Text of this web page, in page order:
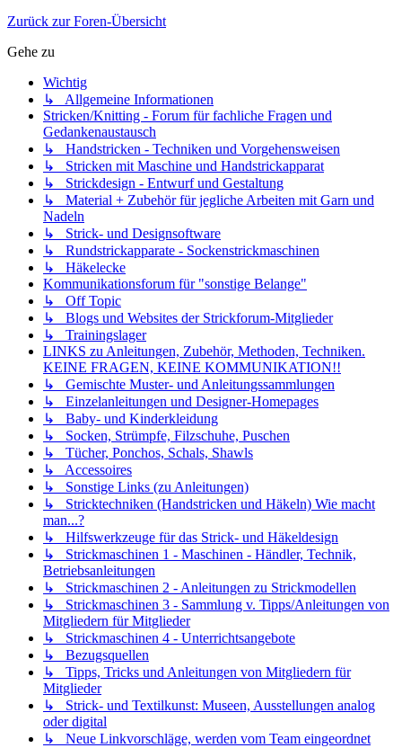
Zurück zur Foren-Übersicht
Gehe zu
Wichtig
↳ Allgemeine Informationen
Stricken/Knitting - Forum für fachliche Fragen und
Gedankenaustausch
↳ Handstricken - Techniken und Vorgehensweisen
↳ Stricken mit Maschine und Handstrickapparat
↳ Strickdesign - Entwurf und Gestaltung
↳ Material + Zubehör für jegliche Arbeiten mit Garn und
Nadeln
↳ Strick- und Designsoftware
↳ Rundstrickapparate - Sockenstrickmaschinen
↳ Häkelecke
Kommunikationsforum für "sonstige Belange"
↳ Off Topic
↳ Blogs und Websites der Strickforum-Mitglieder
↳ Trainingslager
LINKS zu Anleitungen, Zubehör, Methoden, Techniken.
KEINE FRAGEN, KEINE KOMMUNIKATION!!
↳ Gemischte Muster- und Anleitungssammlungen
↳ Einzelanleitungen und Designer-Homepages
↳ Baby- und Kinderkleidung
↳ Socken, Strümpfe, Filzschuhe, Puschen
↳ Tücher, Ponchos, Schals, Shawls
↳ Accessoires
↳ Sonstige Links (zu Anleitungen)
↳ Stricktechniken (Handstricken und Häkeln) Wie macht
man...?
↳ Hilfswerkzeuge für das Strick- und Häkeldesign
↳ Strickmaschinen 1 - Maschinen - Händler, Technik,
Betriebsanleitungen
↳ Strickmaschinen 2 - Anleitungen zu Strickmodellen
↳ Strickmaschinen 3 - Sammlung v. Tipps/Anleitungen von
Mitgliedern für Mitglieder
↳ Strickmaschinen 4 - Unterrichtsangebote
↳ Bezugsquellen
↳ Tipps, Tricks und Anleitungen von Mitgliedern für
Mitglieder
↳ Strick- und Textilkunst: Museen, Ausstellungen analog
oder digital
↳ Neue Linkvorschläge, werden vom Team eingeordnet